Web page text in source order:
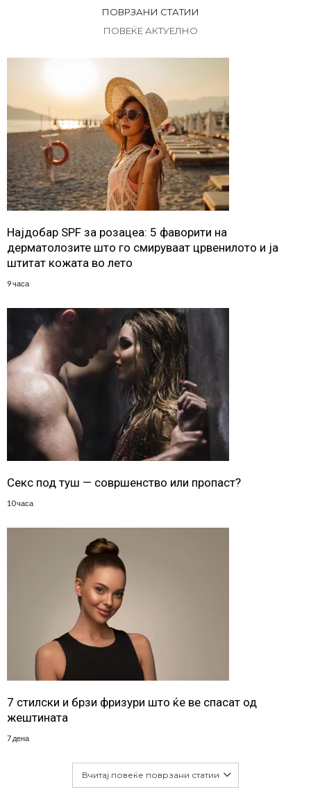
ПОВРЗАНИ СТАТИИ
ПОВЕЌЕ АКТУЕЛНО
Најдобар SPF за розацеа: 5 фаворити на
дерматолозите што го смируваат црвенилото и ја
штитат кожата во лето
9 часа
Секс под туш — совршенство или пропаст?
10 часа
7 стилски и брзи фризури што ќе ве спасат од
жештината
7 дена
Вчитај повеќе поврзани статии